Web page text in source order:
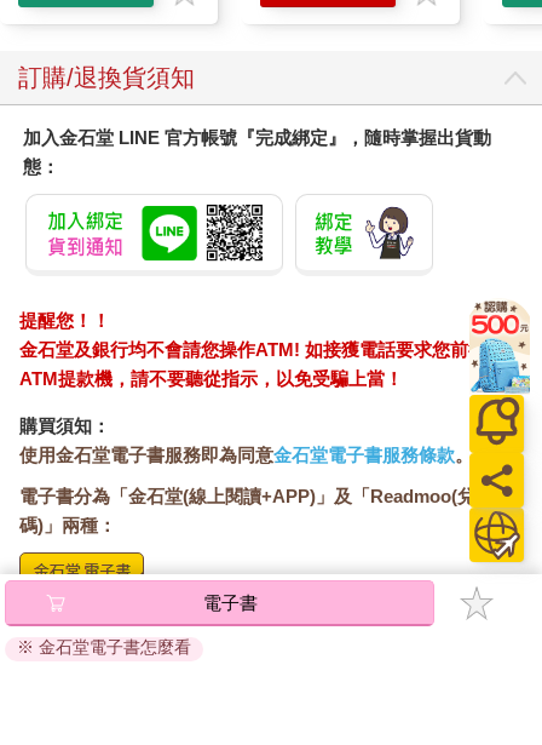
訂購/退換貨須知
加入金石堂 LINE 官方帳號『完成綁定』，隨時掌握出貨動
態：
提醒您！！
金石堂及銀行均不會請您操作ATM! 如接獲電話要求您前往
ATM提款機，請不要聽從指示，以免受騙上當！
購買須知：
使用金石堂電子書服務即為同意金石堂電子書服務條款。
電子書分為「金石堂(線上閱讀+APP)」及「Readmoo(兌換
碼)」兩種：
將儲存於會員中心→電子書服務「我的e書櫃」，點選線上
閱讀直接開啟閱讀。
電子書
※ 金石堂電子書怎麼看